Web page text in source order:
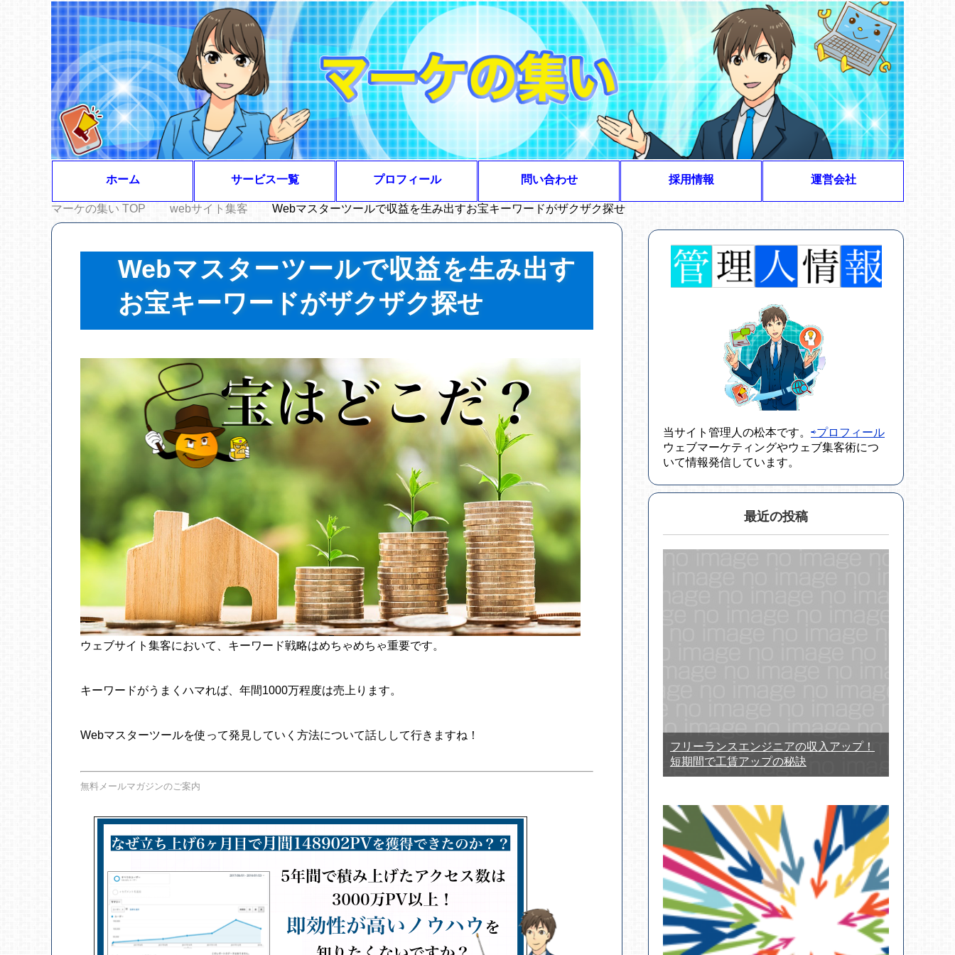
ホーム サービス一覧 プロフィール 問い合わせ 採用情報 運営会社
マーケの集い TOP webサイト集客 Webマスターツールで収益を生み出すお宝キーワードがザクザク探せ
Webマスターツールで収益を生み出す
お宝キーワードがザクザク探せ
ウェブサイト集客において、キーワード戦略はめちゃめちゃ重要です。
キーワードがうまくハマれば、年間1000万程度は売上ります。
Webマスターツールを使って発見していく方法について話しして行きますね！
無料メールマガジンのご案内
当サイト管理人の松本です。 ⇨プロフィール
ウェブマーケティングやウェブ集客術につ
いて情報発信しています。
最近の投稿
フリーランスエンジニアの収入アップ！
短期間で工賃アップの秘訣